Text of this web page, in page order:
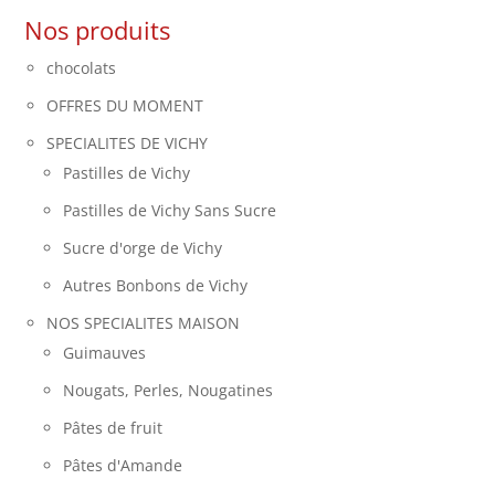
Nos produits
chocolats
OFFRES DU MOMENT
SPECIALITES DE VICHY
Pastilles de Vichy
Pastilles de Vichy Sans Sucre
Sucre d'orge de Vichy
Autres Bonbons de Vichy
NOS SPECIALITES MAISON
Guimauves
Nougats, Perles, Nougatines
Pâtes de fruit
Pâtes d'Amande